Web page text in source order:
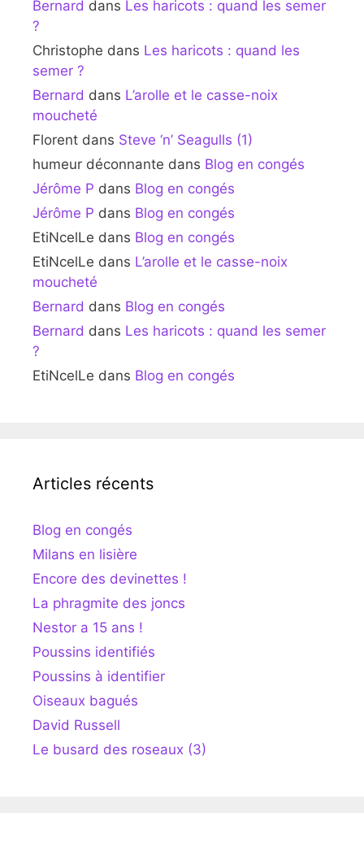
Bernard dans Les haricots : quand les semer
?
Christophe dans Les haricots : quand les
semer ?
Bernard dans L’arolle et le casse-noix
moucheté
Florent dans Steve ‘n’ Seagulls (1)
humeur déconnante dans Blog en congés
Jérôme P dans Blog en congés
Jérôme P dans Blog en congés
EtiNcelLe dans Blog en congés
EtiNcelLe dans L’arolle et le casse-noix
moucheté
Bernard dans Blog en congés
Bernard dans Les haricots : quand les semer
?
EtiNcelLe dans Blog en congés
Articles récents
Blog en congés
Milans en lisière
Encore des devinettes !
La phragmite des joncs
Nestor a 15 ans !
Poussins identifiés
Poussins à identifier
Oiseaux bagués
David Russell
Le busard des roseaux (3)